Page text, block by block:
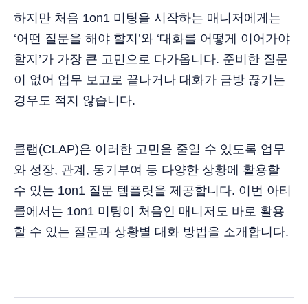
하지만 처음 1on1 미팅을 시작하는 매니저에게는
‘어떤 질문을 해야 할지’와 ‘대화를 어떻게 이어가야
할지’가 가장 큰 고민으로 다가옵니다. 준비한 질문
이 없어 업무 보고로 끝나거나 대화가 금방 끊기는
경우도 적지 않습니다.
클랩(CLAP)은 이러한 고민을 줄일 수 있도록 업무
와 성장, 관계, 동기부여 등 다양한 상황에 활용할
수 있는 1on1 질문 템플릿을 제공합니다. 이번 아티
클에서는 1on1 미팅이 처음인 매니저도 바로 활용
할 수 있는 질문과 상황별 대화 방법을 소개합니다.